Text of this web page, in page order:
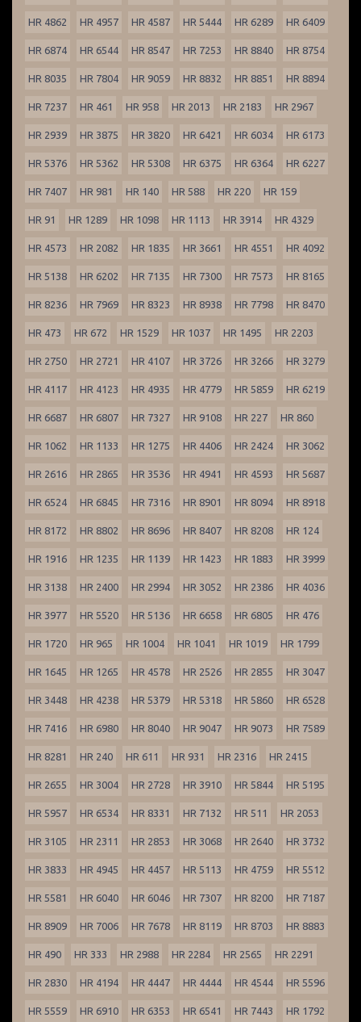
HR 4862 HR 4957 HR 4587 HR 5444 HR 6289 HR 6409
HR 6874 HR 6544 HR 8547 HR 7253 HR 8840 HR 8754
HR 8035 HR 7804 HR 9059 HR 8832 HR 8851 HR 8894
HR 7237 HR 461 HR 958 HR 2013 HR 2183 HR 2967
HR 2939 HR 3875 HR 3820 HR 6421 HR 6034 HR 6173
HR 5376 HR 5362 HR 5308 HR 6375 HR 6364 HR 6227
HR 7407 HR 981 HR 140 HR 588 HR 220 HR 159
HR 91 HR 1289 HR 1098 HR 1113 HR 3914 HR 4329
HR 4573 HR 2082 HR 1835 HR 3661 HR 4551 HR 4092
HR 5138 HR 6202 HR 7135 HR 7300 HR 7573 HR 8165
HR 8236 HR 7969 HR 8323 HR 8938 HR 7798 HR 8470
HR 473 HR 672 HR 1529 HR 1037 HR 1495 HR 2203
HR 2750 HR 2721 HR 4107 HR 3726 HR 3266 HR 3279
HR 4117 HR 4123 HR 4935 HR 4779 HR 5859 HR 6219
HR 6687 HR 6807 HR 7327 HR 9108 HR 227 HR 860
HR 1062 HR 1133 HR 1275 HR 4406 HR 2424 HR 3062
HR 2616 HR 2865 HR 3536 HR 4941 HR 4593 HR 5687
HR 6524 HR 6845 HR 7316 HR 8901 HR 8094 HR 8918
HR 8172 HR 8802 HR 8696 HR 8407 HR 8208 HR 124
HR 1916 HR 1235 HR 1139 HR 1423 HR 1883 HR 3999
HR 3138 HR 2400 HR 2994 HR 3052 HR 2386 HR 4036
HR 3977 HR 5520 HR 5136 HR 6658 HR 6805 HR 476
HR 1720 HR 965 HR 1004 HR 1041 HR 1019 HR 1799
HR 1645 HR 1265 HR 4578 HR 2526 HR 2855 HR 3047
HR 3448 HR 4238 HR 5379 HR 5318 HR 5860 HR 6528
HR 7416 HR 6980 HR 8040 HR 9047 HR 9073 HR 7589
HR 8281 HR 240 HR 611 HR 931 HR 2316 HR 2415
HR 2655 HR 3004 HR 2728 HR 3910 HR 5844 HR 5195
HR 5957 HR 6534 HR 8331 HR 7132 HR 511 HR 2053
HR 3105 HR 2311 HR 2853 HR 3068 HR 2640 HR 3732
HR 3833 HR 4945 HR 4457 HR 5113 HR 4759 HR 5512
HR 5581 HR 6040 HR 6046 HR 7307 HR 8200 HR 7187
HR 8909 HR 7006 HR 7678 HR 8119 HR 8703 HR 8883
HR 490 HR 333 HR 2988 HR 2284 HR 2565 HR 2291
HR 2830 HR 4194 HR 4447 HR 4444 HR 4544 HR 5596
HR 5559 HR 6910 HR 6353 HR 6541 HR 7443 HR 1792